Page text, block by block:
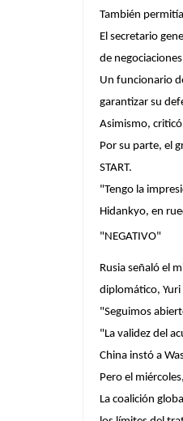
También
El secretario
de
Un funcionario
garantizar su
Asimismo,
Por su parte, el
START.
"Tengo la
Hidankyo, en
"NEGATIVO"
Rusia señaló el
diplomático, Yuri
"Seguimos
"La validez del
China instó a
Pero el
La coalición